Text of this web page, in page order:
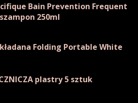
Bain Prevention Frequent
250ml
Folding Portable White
plastry 5 sztuk